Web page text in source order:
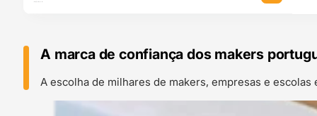
A marca de confiança dos makers
A escolha de milhares de makers, empresas e escolas